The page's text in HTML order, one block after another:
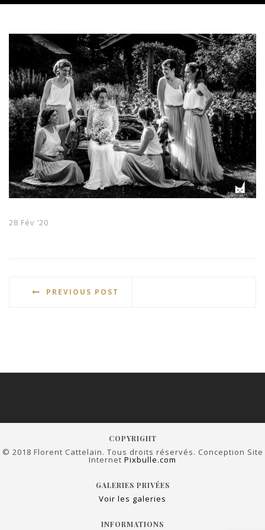
28 Fév ’20
PREVIOUS POST
COPYRIGHT
© 2018 Florent Cattelain. Tous droits réservés. Conception Site
Internet Pixbulle.com
GALERIES PRIVÉES
Voir les galeries
INFORMATIONS